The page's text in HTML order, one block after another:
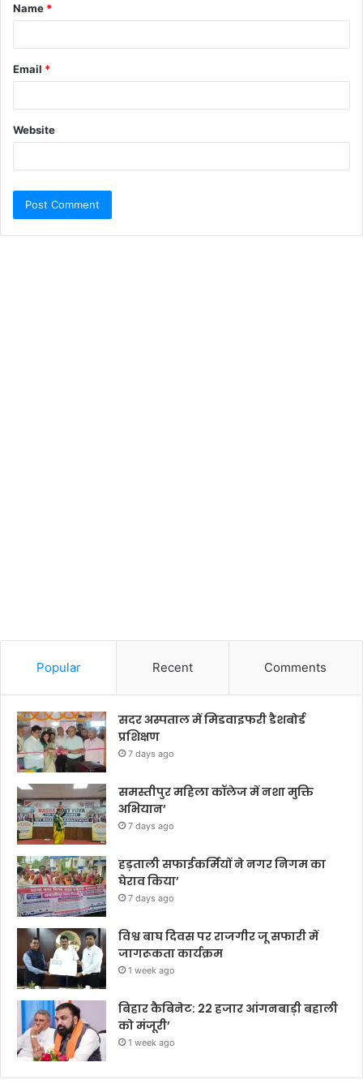
Name *
Email *
Website
Popular Recent Comments
सदर अस्पताल में मिडवाइफरी डैशबोर्ड
प्रशिक्षण
7 days ago
समस्तीपुर महिला कॉलेज में नशा मुक्ति
अभियान’
7 days ago
हड़ताली सफाईकर्मियों ने नगर निगम का
घेराव किया’
7 days ago
विश्व बाघ दिवस पर राजगीर जू सफारी में
जागरूकता कार्यक्रम
1 week ago
बिहार कैबिनेट: 22 हजार आंगनबाड़ी बहाली
को मंजूरी’
1 week ago